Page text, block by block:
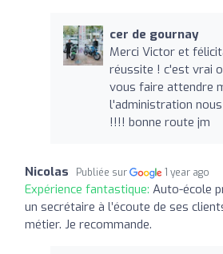
cer de gournay
Merci Victor et
réussite ! c'est vrai
vous faire attendre
l'administration
!!!! bonne route jm
Nicolas Publiée sur 1 year ago
Expérience fantastique: Auto-école
un secrétaire à l’écoute de ses
métier. Je recommande.